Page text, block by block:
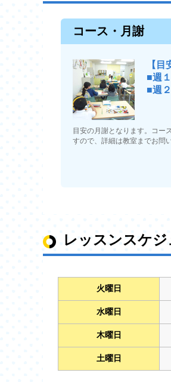
コース・月謝
【目
■週
■週
目安の月謝となります。コー
すので、詳細は教室までお問
レッスンスケ
火曜日
水曜日
木曜日
土曜日